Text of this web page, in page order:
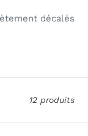
décalés
12 produits